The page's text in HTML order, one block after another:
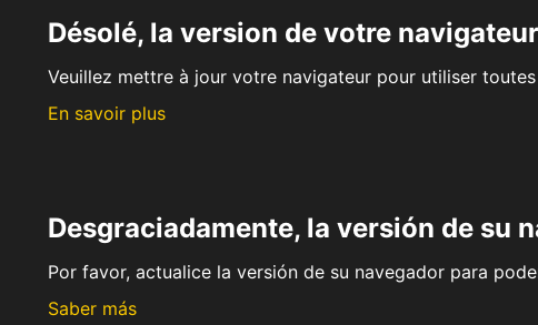
Désolé, la version de votre
Veuillez mettre à jour votre navigateur pour utiliser
En savoir plus
Desgraciadamente, la versión de su
Por favor, actualice la versión de su navegador para
Saber más